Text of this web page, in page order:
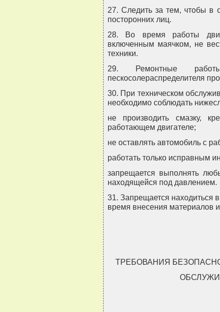
27. Следить за тем, чтобы в
посторонних лиц.
28. Во время работы
включенным маячком, не
техники.
29. Ремонтные
пескосолераспределителя
30. При техническом
необходимо соблюдать
не производить смазку,
работающем двигателе;
не оставлять автомобиль с
работать только исправным
запрещается выполнять
находящейся под давлением.
31. Запрещается находиться
время внесения
ТРЕБОВАНИЯ